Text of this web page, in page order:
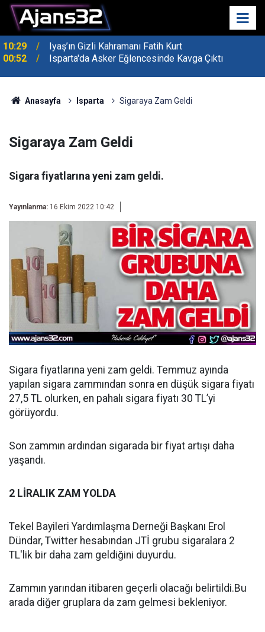
00:52 Isparta'da Asker Eğlencesinde Kavga Çıktı
Anasayfa Isparta Sigaraya Zam Geldi
Sigaraya Zam Geldi
Sigara fiyatlarına yeni zam geldi.
Yayınlanma: 16 Ekim 2022 10:42
Sigara fiyatlarına yeni zam geldi. Temmuz ayında
yapılan sigara zammından sonra en düşük sigara fiyatı
27,5 TL olurken, en pahalı sigara fiyatı 30 TL’yi
görüyordu.
Son zammın ardından sigarada bir fiyat artışı daha
yaşandı.
2 LİRALIK ZAM YOLDA
Tekel Bayileri Yardımlaşma Derneği Başkanı Erol
Dündar, Twitter hesabından JTİ grubu sigaralara 2
TL'lik bir daha zam geldiğini duyurdu.
Zammın yarından itibaren geçerli olacağı belirtildi.Bu
arada diğer gruplara da zam gelmesi bekleniyor.